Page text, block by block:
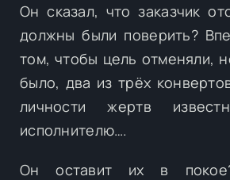
Он сказал, что заказчик
должны были поверить?
том, чтобы цель отменяли,
было, два из трёх
личности жертв
исполнителю….
Он оставит их в